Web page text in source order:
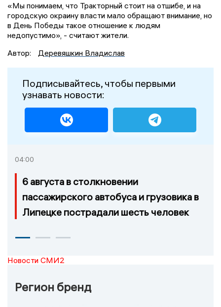
«Мы понимаем, что Тракторный стоит на отшибе, и на
городскую окраину власти мало обращают внимание, но
в День Победы такое отношение к людям
недопустимо», - считают жители.
Автор:
Деревяшкин Владислав
Подписывайтесь, чтобы первыми
узнавать новости:
04:00
6 августа в столкновении
пассажирского автобуса и грузовика в
Липецке пострадали шесть человек
Новости СМИ2
Регион бренд